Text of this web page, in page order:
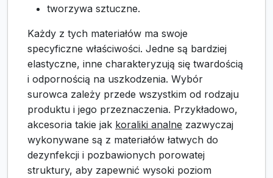
tworzywa sztuczne.
Każdy z tych materiałów ma swoje
specyficzne właściwości. Jedne są bardziej
elastyczne, inne charakteryzują się twardością
i odpornością na uszkodzenia. Wybór
surowca zależy przede wszystkim od rodzaju
produktu i jego przeznaczenia. Przykładowo,
akcesoria takie jak koraliki analne zazwyczaj
wykonywane są z materiałów łatwych do
dezynfekcji i pozbawionych porowatej
struktury, aby zapewnić wysoki poziom